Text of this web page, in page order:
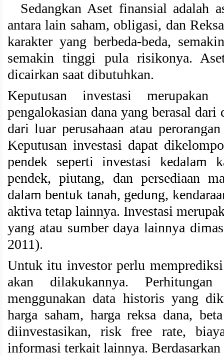
Sedangkan Aset finansial adalah
antara lain saham, obligasi, dan
karakter yang berbeda-beda,
semakin tinggi pula risikonya.
dicairkan saat dibutuhkan.
Keputusan investasi merupakan
pengalokasian dana yang berasal
dari luar perusahaan atau
Keputusan investasi dapat
pendek seperti investasi kedalam
pendek, piutang, dan persediaan
dalam bentuk tanah, gedung,
aktiva tetap lainnya. Investasi
yang atau sumber daya lainnya
2011).
Untuk itu investor perlu
akan dilakukannya.
menggunakan data historis yang
harga saham, harga reksa dana,
diinvestasikan, risk free rate,
informasi terkait lainnya.